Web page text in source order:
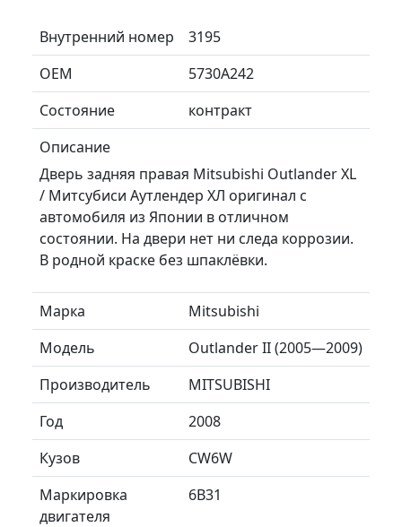
Внутренний номер
3195
ОЕМ
5730A242
Состояние
контракт
Описание
Дверь задняя правая Mitsubishi Outlander XL
/ Митсубиси Аутлендер ХЛ оригинал с
автомобиля из Японии в отличном
состоянии. На двери нет ни следа коррозии.
В родной краске без шпаклёвки.
Марка
Mitsubishi
Модель
Outlander II (2005—2009)
Производитель
MITSUBISHI
Год
2008
Кузов
CW6W
Маркировка
двигателя
6B31